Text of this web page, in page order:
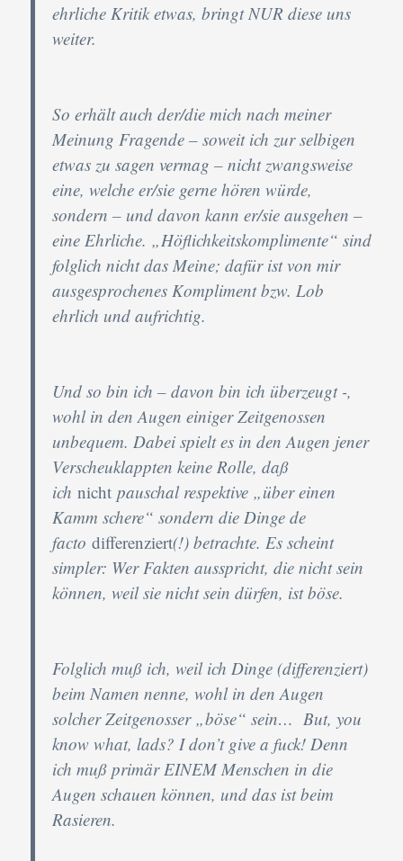
ehrliche Kritik etwas, bringt NUR diese uns
weiter.
So erhält auch der/die mich nach meiner
Meinung Fragende – soweit ich zur selbigen
etwas zu sagen vermag – nicht zwangsweise
eine, welche er/sie gerne hören würde,
sondern – und davon kann er/sie ausgehen –
eine Ehrliche. „Höflichkeitskomplimente“ sind
folglich nicht das Meine; dafür ist von mir
ausgesprochenes Kompliment bzw. Lob
ehrlich und aufrichtig.
Und so bin ich – davon bin ich überzeugt -,
wohl in den Augen einiger Zeitgenossen
unbequem. Dabei spielt es in den Augen jener
Verscheuklappten keine Rolle, daß
ichnicht pauschal respektive „über einen
Kamm schere“ sondern die Dinge de
factodifferenziert(!) betrachte. Es scheint
simpler: Wer Fakten ausspricht, die nicht sein
können, weil sie nicht sein dürfen, ist böse.
Folglich muß ich, weil ich Dinge (differenziert)
beim Namen nenne, wohl in den Augen
solcher Zeitgenosser „böse“ sein… But, you
know what, lads? I don’t give a fuck! Denn
ich muß primär EINEM Menschen in die
Augen schauen können, und das ist beim
Rasieren.